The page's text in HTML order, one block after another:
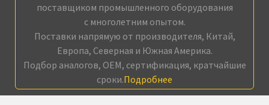
поставщиком промышленного оборудования
с многолетним опытом.
Поставки напрямую от производителя, Китай,
Европа, Северная и Южная Америка.
Подбор аналогов, OEM, сертификация, кратчайшие
сроки.Подробнее